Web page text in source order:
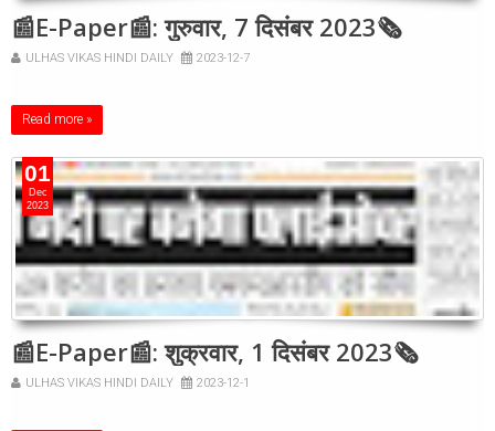
📰E-Paper📰: गुरुवार, 7 दिसंबर 2023🗞
ULHAS VIKAS HINDI DAILY 2023-12-7
Read more »
01
Dec
2023
📰E-Paper📰: शुक्रवार, 1 दिसंबर 2023🗞
ULHAS VIKAS HINDI DAILY 2023-12-1